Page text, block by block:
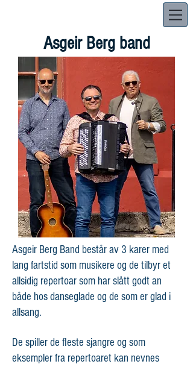
Asgeir Berg band
Asgeir Berg Band består av 3 karer med
lang fartstid som musikere og de tilbyr et
allsidig repertoar som har slått godt an
både hos danseglade og de som er glad i
allsang.
De spiller de fleste sjangre og som
eksempler fra repertoaret kan nevnes